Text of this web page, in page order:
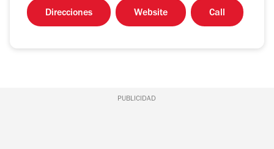
Direcciones Website Call
PUBLICIDAD